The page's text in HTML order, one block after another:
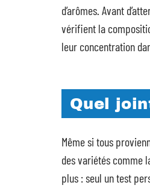
d’arômes. Avant
vérifient la
leur concentration
Quel
Même si tous
des variétés comme
plus : seul un test